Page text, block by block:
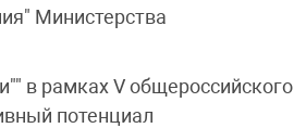
Министерства
в рамках V общероссийского
потенциал